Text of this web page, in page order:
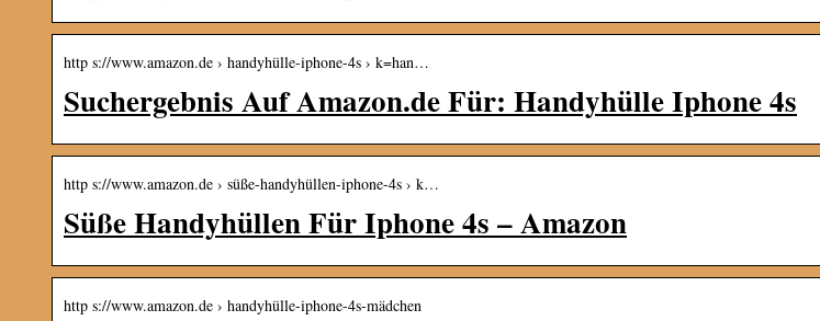
http s://www.amazon.de › handyhülle-iphone-4s › k=han…
Suchergebnis Auf Amazon.de Für: Handyhülle Iphone 4s
http s://www.amazon.de › süße-handyhüllen-iphone-4s › k…
Süße Handyhüllen Für Iphone 4s – Amazon
http s://www.amazon.de › handyhülle-iphone-4s-mädchen